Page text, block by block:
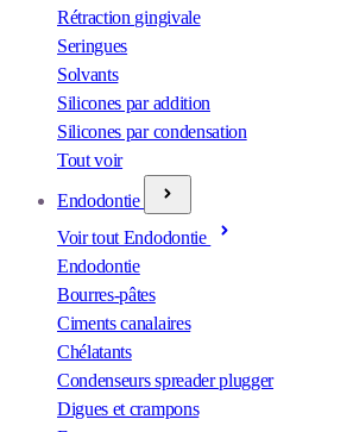
Rétraction gingivale
Seringues
Solvants
Silicones par addition
Silicones par condensation
Tout voir
Endodontie
Voir tout Endodontie
Endodontie
Bourres-pâtes
Ciments canalaires
Chélatants
Condenseurs spreader plugger
Digues et crampons